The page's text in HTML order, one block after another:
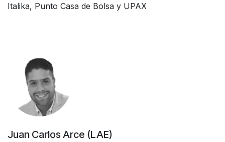
Italika, Punto Casa de Bolsa y UPAX
Juan Carlos Arce (LAE)